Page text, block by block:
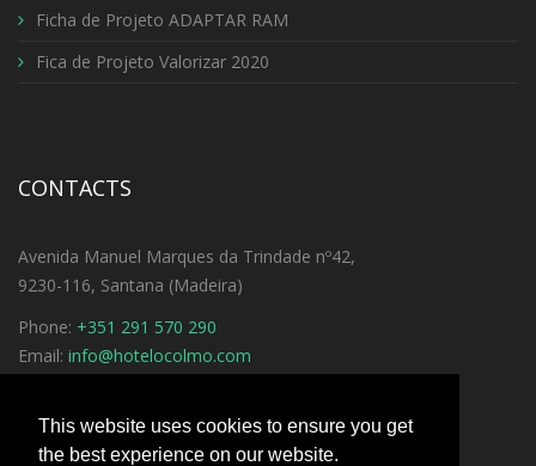
This website uses cookies to ensure you get
the best experience on our website.
TROTELLONI 4 QUEIJOS
REFEIÇÕES LIGEIRAS
OMELETE DE QUEIJO
OMELETE C/COGUMELOS
Ficha de Projeto ADAPTAR RAM
Fica de Projeto Valorizar 2020
CONTACTS
Avenida Manuel Marques da Trindade nº42,
9230-116, Santana (Madeira)
Phone: +351 291 570 290
Email: info@hotelocolmo.com